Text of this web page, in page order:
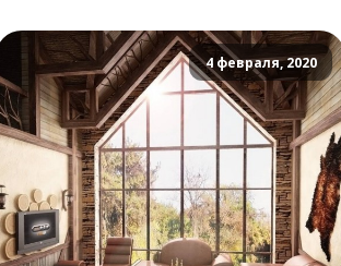
4 февраля, 2020